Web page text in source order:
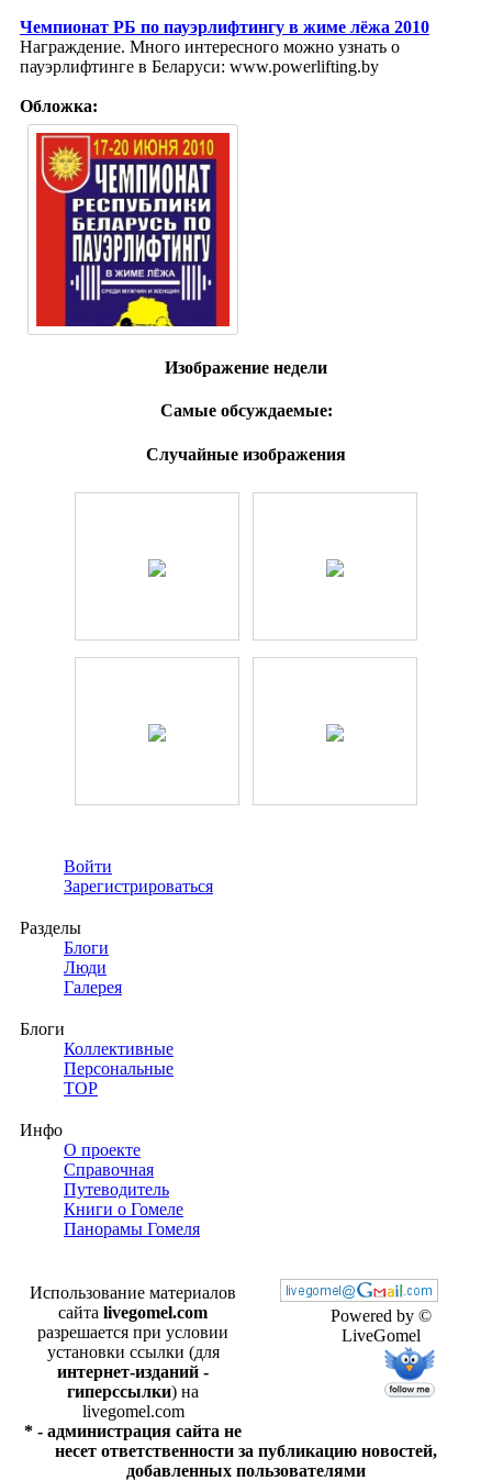
Чемпионат РБ по пауэрлифтингу в жиме лёжа 2010
Награждение. Много интересного можно узнать о
пауэрлифтинге в Беларуси: www.powerlifting.by
Обложка:
Изображение недели
Самые обсуждаемые:
Случайные изображения
Войти
Зарегистрироваться
Разделы
Блоги
Люди
Галерея
Блоги
Коллективные
Персональные
TOP
Инфо
О проекте
Справочная
Путеводитель
Книги о Гомеле
Панорамы Гомеля
Powered by ©
LiveGomel
Использование материалов
сайта livegomel.com
разрешается при условии
установки ссылки (для
интернет-изданий -
гиперссылки) на
livegomel.com
* - администрация сайта не
несет ответственности за публикацию новостей,
добавленных пользователями